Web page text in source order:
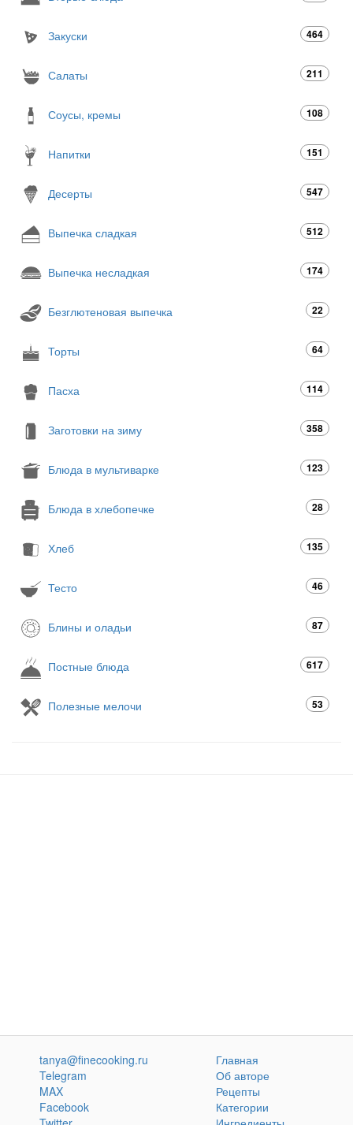
Закуски 464
Салаты 211
Соусы, кремы 108
Напитки 151
Десерты 547
Выпечка сладкая 512
Выпечка несладкая 174
Безглютеновая выпечка 22
Торты 64
Пасха 114
Заготовки на зиму 358
Блюда в мультиварке 123
Блюда в хлебопечке 28
Хлеб 135
Тесто 46
Блины и оладьи 87
Постные блюда 617
Полезные мелочи 53
tanya@finecooking.ru
Telegram
MAX
Facebook
Главная
Об авторе
Рецепты
Категории